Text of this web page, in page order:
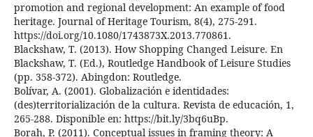
promotion and regional development: An example of food
heritage. Journal of Heritage Tourism, 8(4), 275-291.
https://doi.org/10.1080/1743873X.2013.770861.
Blackshaw, T. (2013). How Shopping Changed Leisure. En
Blackshaw, T. (Ed.), Routledge Handbook of Leisure Studies
(pp. 358-372). Abingdon: Routledge.
Bolívar, A. (2001). Globalización e identidades:
(des)territorialización de la cultura. Revista de educación, 1,
265-288. Disponible en: https://bit.ly/3bq6uBp.
Borah, P. (2011). Conceptual issues in framing theory: A